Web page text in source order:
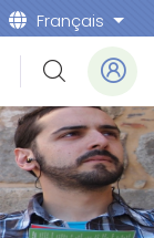
Français